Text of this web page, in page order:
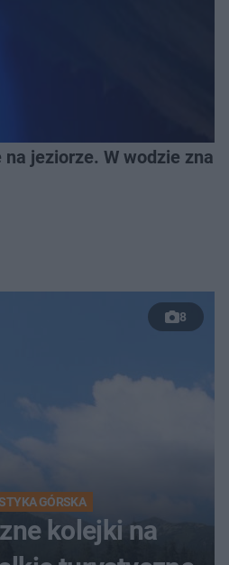
jeziorze. W wodzie
8
GÓRSKA
kolejki na